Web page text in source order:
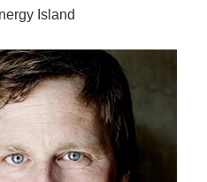
Island